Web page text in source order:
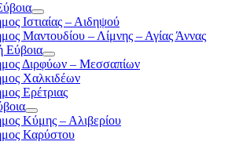
Ιστιαίας – Αιδηψού
Μαντουδίου – Λίμνης – Αγίας Άννας
Εύβοια
Διρφύων – Μεσσαπίων
Χαλκιδέων
Ερέτριας
Κύμης – Αλιβερίου
Καρύστου